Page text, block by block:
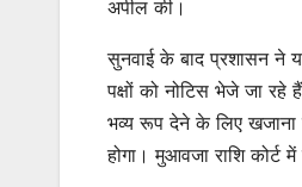
अपील की।
सुनवाई के बाद प्रशासन ने
पक्षों को नोटिस भेजे जा
भव्य रूप देने के लिए खजाना
होगा। मुआवजा राशि कोर्ट